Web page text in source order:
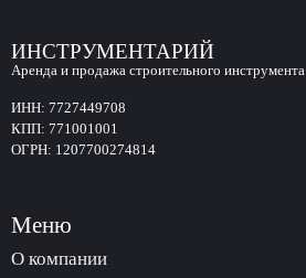
ИНСТРУМЕНТАРИЙ
Аренда и продажа строительного инструмента
ИНН: 7727449708
КПП: 771001001
ОГРН: 1207700274814
Меню
О компании